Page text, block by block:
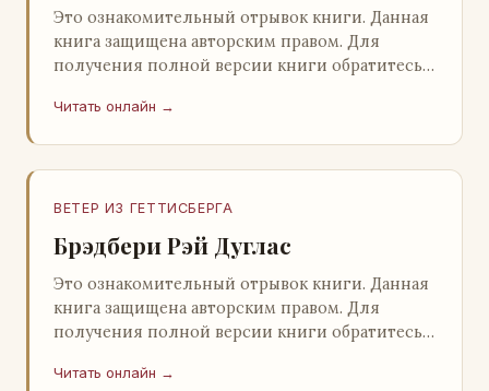
Это ознакомительный отрывок книги. Данная
книга защищена авторским правом. Для
получения полной версии книги обратитесь к
легального ко…
Читать онлайн →
ВЕТЕР ИЗ ГЕТТИСБЕРГА
Брэдбери Рэй Дуглас
Это ознакомительный отрывок книги. Данная
книга защищена авторским правом. Для
получения полной версии книги обратитесь к
легального ко…
Читать онлайн →